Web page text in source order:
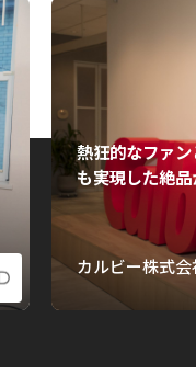
熱狂的なファ
も実現した絶
カルビー株式会